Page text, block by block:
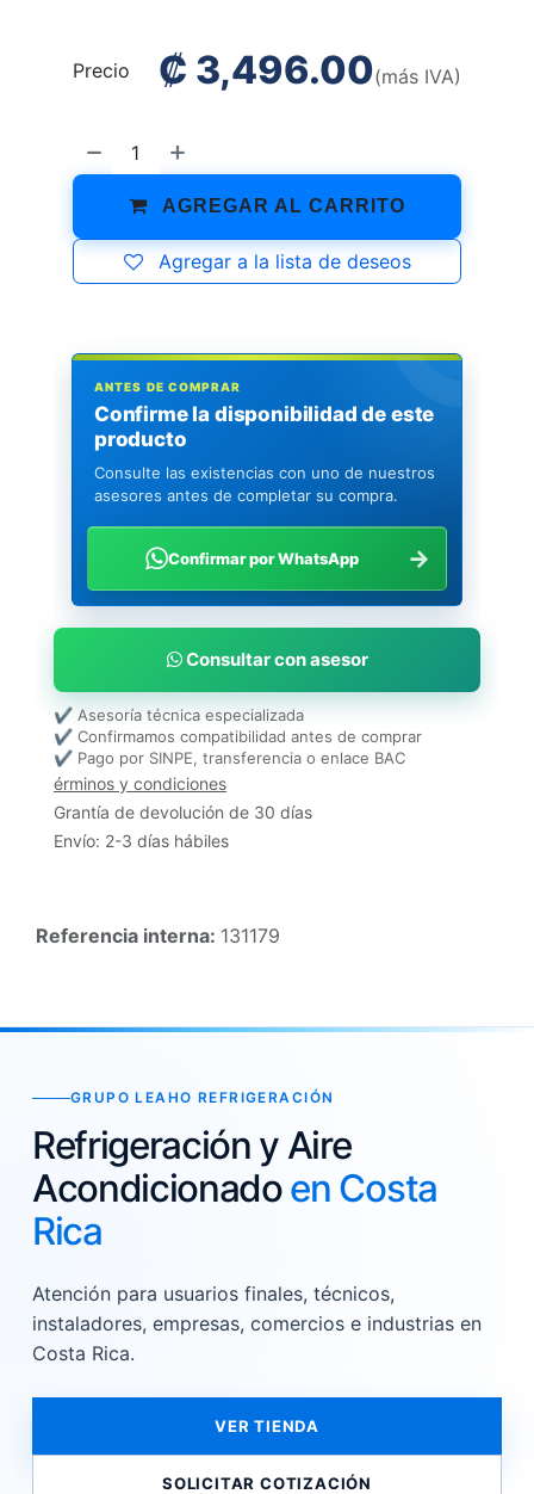
AGREGAR AL CARRITO
Agregar a la lista de deseos
Precio ₡ 3,496.00(más IVA)
ANTES DE COMPRAR
Confirme la disponibilidad de este
producto
Consulte las existencias con uno de nuestros
asesores antes de completar su compra.
Confirmar por WhatsApp →
Consultar con asesor
✔ Asesoría técnica especializada
✔ Confirmamos compatibilidad antes de comprar
✔ Pago por SINPE, transferencia o enlace BAC
érminos y condiciones
Grantía de devolución de 30 días
Envío: 2-3 días hábiles
Referencia interna: 131179
GRUPO LEAHO REFRIGERACIÓN
Refrigeración y Aire
Acondicionadoen Costa
Rica
Atención para usuarios finales, técnicos,
instaladores, empresas, comercios e industrias en
Costa Rica.
VER TIENDA
SOLICITAR COTIZACIÓN